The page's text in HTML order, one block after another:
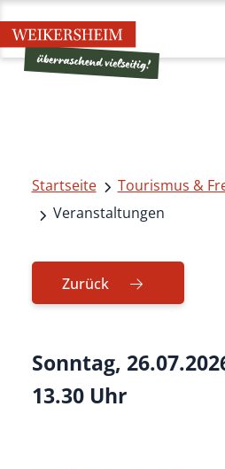
Startseite
Tourismus &
Veranstaltungen
Zurück
Sonntag,
13.30 Uhr